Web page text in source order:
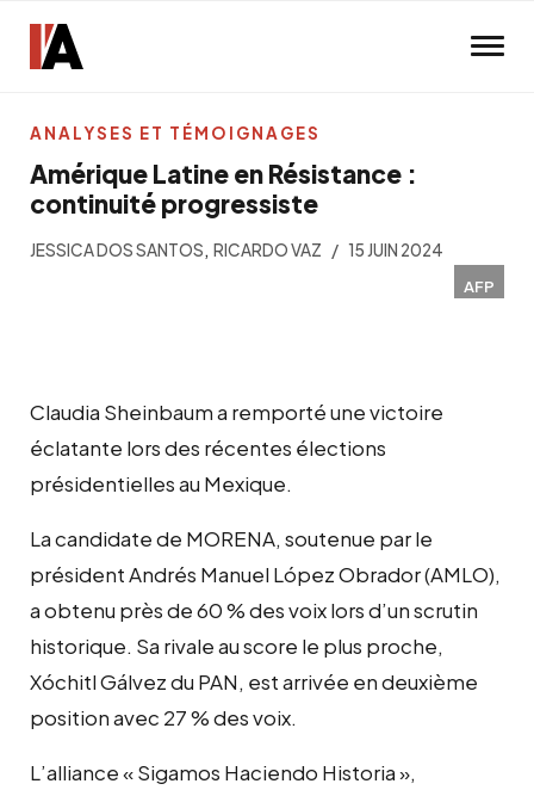
AFP
Amérique Latine en Résistance :
continuité progressiste
JESSICA DOS SANTOS, RICARDO VAZ 15 JUIN 2024
Claudia Sheinbaum a remporté une victoire
éclatante lors des récentes élections
présidentielles au Mexique.
La candidate de MORENA, soutenue par le
président Andrés Manuel López Obrador (AMLO),
a obtenu près de 60 % des voix lors d’un scrutin
historique. Sa rivale au score le plus proche,
Xóchitl Gálvez du PAN, est arrivée en deuxième
position avec 27 % des voix.
L’alliance « Sigamos Haciendo Historia »,
ANALYSES ET TÉMOIGNAGES